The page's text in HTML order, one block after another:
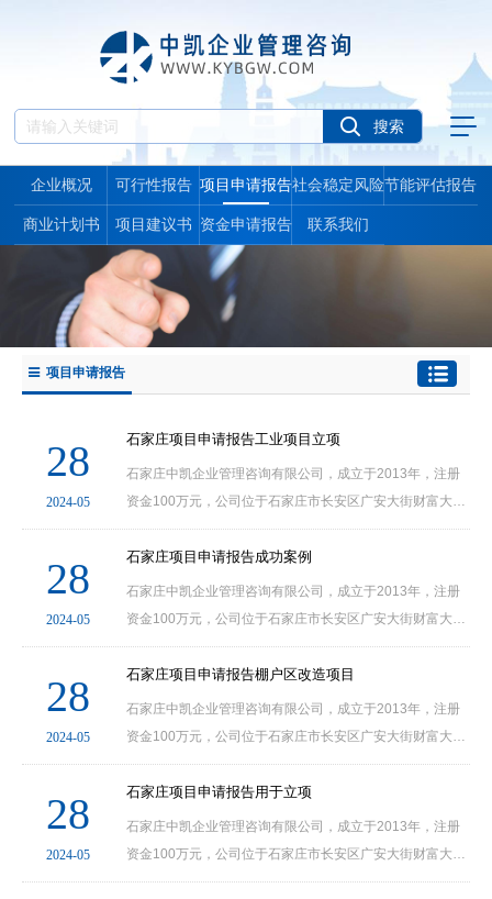
企业概况 可行性报告 项目申请报告社会稳定风险
报告
节能评估报告
商业计划书 项目建议书 资金申请报告 联系我们
项目申请报告
28
2024-05
石家庄项目申请报告工业项目立项
石家庄中凯企业管理咨询有限公司，成立于2013年，注册
资金100万元，公司位于石家庄市长安区广安大街财富大
厦。我公司文案部为河北省石家庄、邢台、保定、衡水、唐
山、秦皇岛、沧州、廊坊、张家口等各个县市及其他各
地......
28
2024-05
石家庄项目申请报告成功案例
石家庄中凯企业管理咨询有限公司，成立于2013年，注册
资金100万元，公司位于石家庄市长安区广安大街财富大
厦。我公司文案部为河北省石家庄、邢台、保定、衡水、唐
山、秦皇岛、沧州、廊坊、张家口等各个县市及其他各
地......
28
2024-05
石家庄项目申请报告棚户区改造项目
石家庄中凯企业管理咨询有限公司，成立于2013年，注册
资金100万元，公司位于石家庄市长安区广安大街财富大
厦。我公司文案部为河北省石家庄、邢台、保定、衡水、唐
山、秦皇岛、沧州、廊坊、张家口等各个县市及其他各
地......
28
2024-05
石家庄项目申请报告用于立项
石家庄中凯企业管理咨询有限公司，成立于2013年，注册
资金100万元，公司位于石家庄市长安区广安大街财富大
厦。我公司文案部为河北省石家庄、邢台、保定、衡水、唐